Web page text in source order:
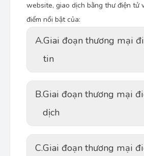
website, giao dịch bằng thư điện tử
điểm nổi bật của:
A.Giai đoạn thương mại
tin
B.Giai đoạn thương mại
dịch
C.Giai đoạn thương mại